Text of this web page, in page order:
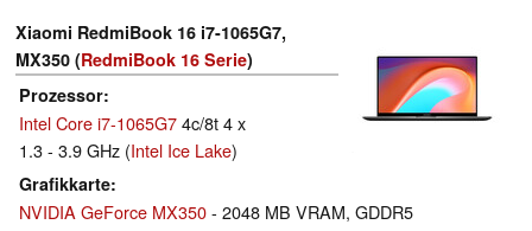
Xiaomi RedmiBook 16 i7-1065G7,
MX350 (RedmiBook 16 Serie)
Prozessor
Intel Core i7-1065G74c/8t 4 x
1.3 - 3.9 GHz (Intel Ice Lake)
Grafikkarte
NVIDIA GeForce MX350- 2048 MB VRAM, GDDR5